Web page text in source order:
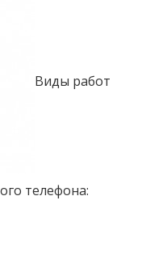
Виды работ
телефона: